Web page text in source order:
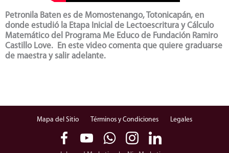
Petronila Baten es de Momostenango, Totonicapán, en
donde estudió la Etapa Inicial de Lectoescritura y Cálculo
Matemático del Programa Me Educo de Fundación Ramiro
Castillo Love. En este video comenta que quiere graduarse
de maestra y salir adelante.
Mapa del Sitio Términos y Condiciones Legales